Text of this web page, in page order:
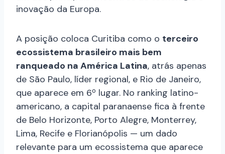
inovação da Europa.
A posição coloca Curitiba como o terceiro
ecossistema brasileiro mais bem
ranqueado na América Latina, atrás apenas
de São Paulo, líder regional, e Rio de Janeiro,
que aparece em 6º lugar. No ranking latino-
americano, a capital paranaense fica à frente
de Belo Horizonte, Porto Alegre, Monterrey,
Lima, Recife e Florianópolis — um dado
relevante para um ecossistema que aparece